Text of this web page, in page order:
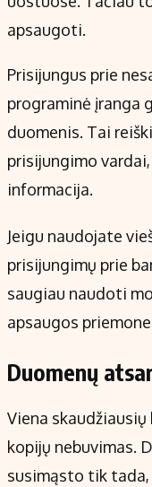
apsaugoti.
Prisijungus prie
programinė įranga
duomenis. Tai
prisijungimo
informacija.
Jeigu naudojate
prisijungimų prie
saugiau naudoti
apsaugos
Duomenų
Viena
kopijų nebuvimas.
susimąsto tik